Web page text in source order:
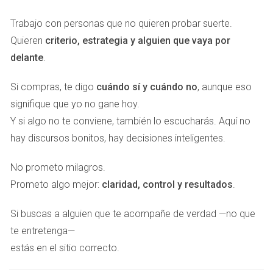
Marbella como respuesta al deseo de
vivir mejor
Durante años, Marbella se asoció principalmente al lujo, al
prestigio y a la segunda residencia. Esa imagen sigue
existiendo, pero hoy resulta insuficiente para explicar lo que
está ocurriendo. Marbella ya no se vende solo como
muchas familias quieren construir una vida más equilibrada.
mar, la oferta educativa internacional, los servicios
sanitarios, las urbanizaciones privadas y una comunidad
extranjera consolidada crean una combinación muy
Trabajo con personas que no quieren probar suerte.
Quieren criterio, estrategia y alguien que vaya por
delante.
Si compras, te digo cuándo sí y cuándo no, aunque eso
signifique que yo no gane hoy.
Y si algo no te conviene, también lo escucharás. Aquí no
hay discursos bonitos, hay decisiones inteligentes.
No prometo milagros.
Prometo algo mejor: claridad, control y resultados.
Si buscas a alguien que te acompañe de verdad —no que
te entretenga—
estás en el sitio correcto.